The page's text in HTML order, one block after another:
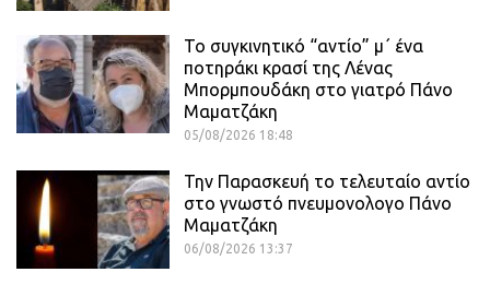
Το συγκινητικό “αντίο” μ΄ ένα
ποτηράκι κρασί της Λένας
Μπορμπουδάκη στο γιατρό Πάνο
Μαματζάκη
05/08/2026 18:48
Την Παρασκευή το τελευταίο αντίο
στο γνωστό πνευμονολογο Πάνο
Μαματζάκη
06/08/2026 13:37